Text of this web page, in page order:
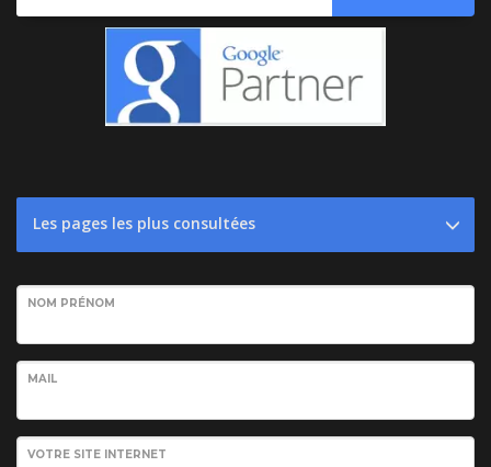
Les pages les plus consultées
NOM PRÉNOM
MAIL
VOTRE SITE INTERNET